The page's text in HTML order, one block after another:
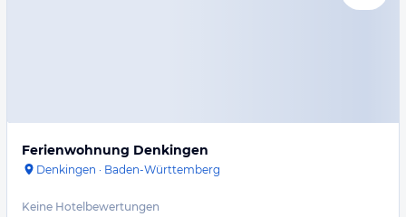
Ferienwohnung Denkingen
Denkingen · Baden-Württemberg
Keine Hotelbewertungen